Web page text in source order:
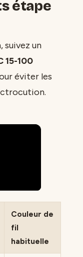
étape
suivez un
15-100
éviter les
Couleur de
fil
habituelle